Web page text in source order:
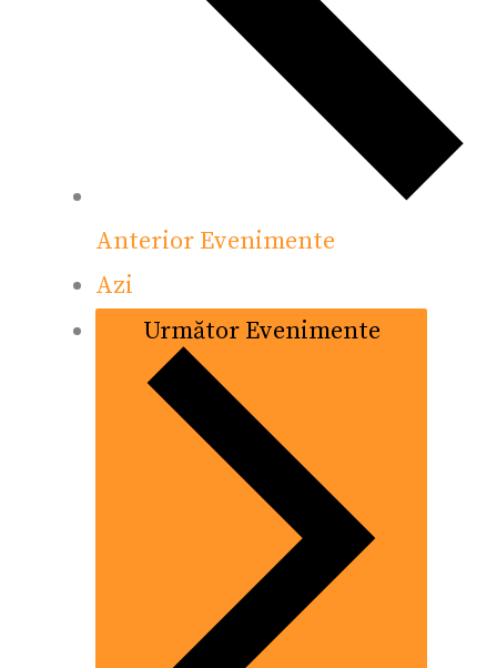
Anterior Evenimente
Azi
Următor Evenimente